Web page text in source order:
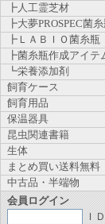
┣人工霊芝材
┣大夢PROSPEC菌
┣ＬＡＢＩＯ菌糸瓶
┣菌糸瓶作成アイテ
┗栄養添加剤
飼育ケース
飼育用品
保温器具
昆虫関連書籍
生体
まとめ買い送料無料
中古品・半端物
会員ログイン
ＩＤ